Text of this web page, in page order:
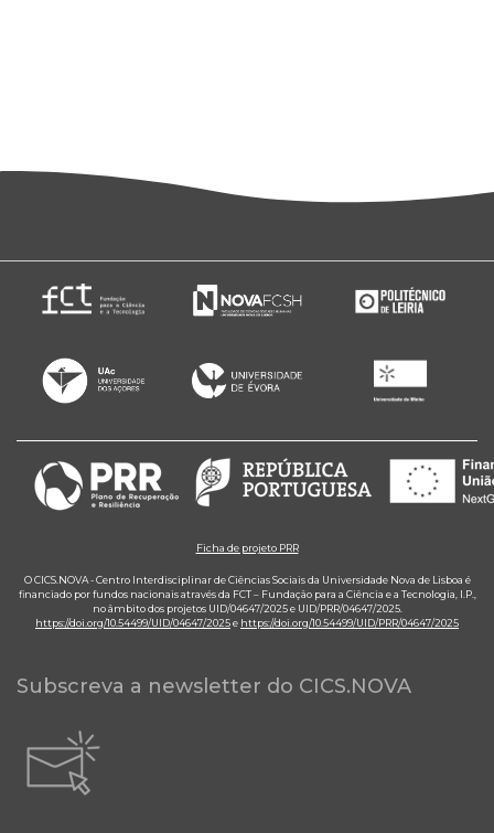
Ficha de projeto PRR
O CICS.NOVA - Centro Interdisciplinar de Ciências Sociais da Universidade Nova de Lisboa é
financiado por fundos nacionais através da FCT – Fundação para a Ciência e a Tecnologia, I.P.,
no âmbito dos projetos UID/04647/2025 e UID/PRR/04647/2025.
https://doi.org/10.54499/UID/04647/2025e https://doi.org/10.54499/UID/PRR/04647/2025
Subscreva a newsletter do CICS.NOVA